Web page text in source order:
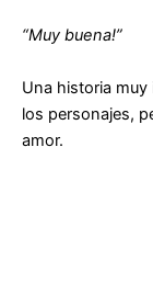
“Muy buena!”
Una historia
los personajes,
amor.